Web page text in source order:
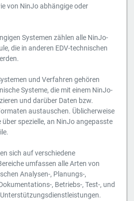
von NinJo abhängige oder
Systemen zählen alle NinJo-
die in anderen EDV-technischen
und Verfahren gehören
Systeme, die mit einem NinJo-
und darüber Daten bzw.
austauschen. Üblicherweise
über spezielle, an NinJo angepasste
sich auf verschiedene
umfassen alle Arten von
Analysen-, Planungs-,
, Betriebs-, Test-, und